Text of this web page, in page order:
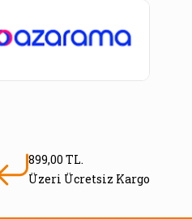
899,00 TL.
Üzeri Ücretsiz Kargo